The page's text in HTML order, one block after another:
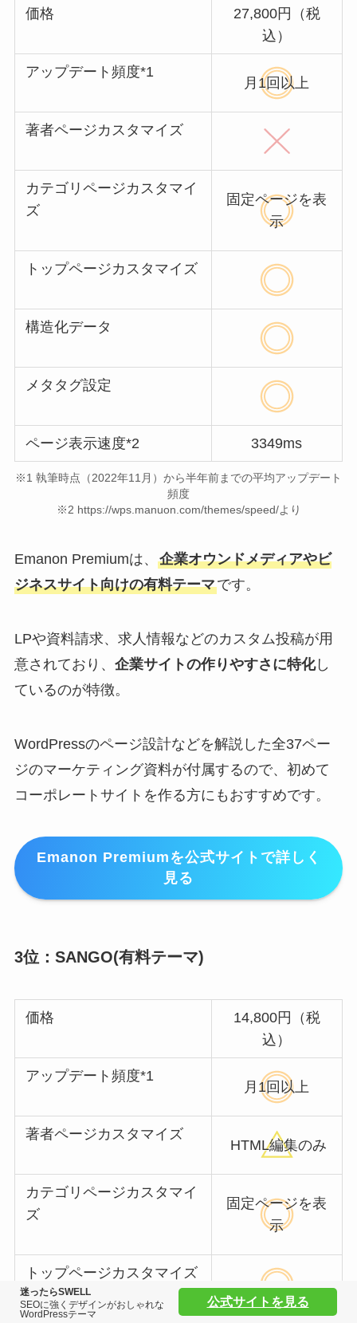
価格
27,800円（税
込）
アップデート頻度*1
月1回以上
著者ページカスタマイズ
カテゴリページカスタマイ
ズ
固定ページを表
示
トップページカスタマイズ
構造化データ
メタタグ設定
ページ表示速度*2 3349ms
※1 執筆時点（2022年11月）から半年前までの平均アップデート
頻度
※2 https://wps.manuon.com/themes/speed/より
Emanon Premiumは、 企業オウンドメディアやビ
ジネスサイト向けの有料テーマです。
LPや資料請求、求人情報などのカスタム投稿が用
意されており、 企業サイトの作りやすさに特化し
ているのが特徴。
WordPressのページ設計などを解説した全37ペー
ジのマーケティング資料が付属するので、初めて
コーポレートサイトを作る方にもおすすめです。
Emanon Premiumを公式サイトで詳しく
見る
3位：SANGO(有料テーマ)
価格
14,800円（税
込）
アップデート頻度*1
月1回以上
著者ページカスタマイズ
HTML編集のみ
カテゴリページカスタマイ
ズ
固定ページを表
示
トップページカスタマイズ
迷ったらSWELL
SEOに強くデザインがおしゃれな
WordPressテーマ
公式サイトを見る